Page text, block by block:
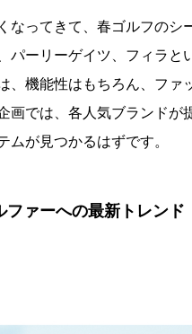
なってきて、春ゴルフの
パーリーゲイツ、フィラ
、機能性はもちろん、フ
画では、各人気ブランド
ムが見つかるはずです。
ファーへの最新トレンド